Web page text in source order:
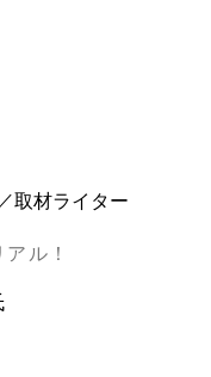
取材ライター
ル！